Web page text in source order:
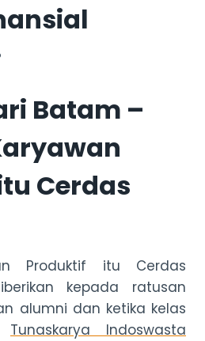
Batam –
Cerdas
Produktif itu Cerdas
kepada ratusan
alumni dan ketika kelas
Tunaskarya Indoswasta